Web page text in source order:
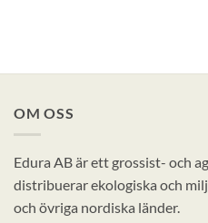
OM OSS
Edura AB är ett grossist- och
distribuerar ekologiska och
och övriga nordiska länder.